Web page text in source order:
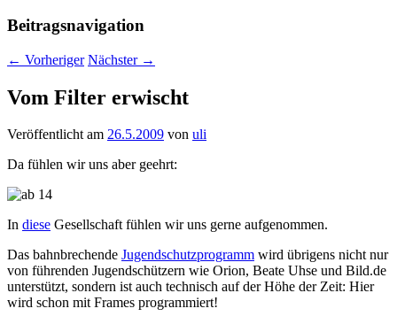
Beitragsnavigation
← Vorheriger Nächster →
Vom Filter erwischt
Veröffentlicht am 26.5.2009 von uli
Da fühlen wir uns aber geehrt:
In diese Gesellschaft fühlen wir uns gerne aufgenommen.
Das bahnbrechende Jugendschutzprogramm wird übrigens nicht nur
von führenden Jugendschützern wie Orion, Beate Uhse und Bild.de
unterstützt, sondern ist auch technisch auf der Höhe der Zeit: Hier
wird schon mit Frames programmiert!